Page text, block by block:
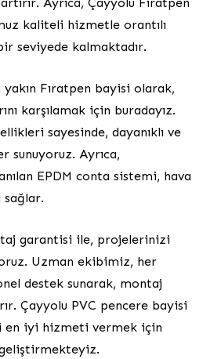
kaliteli hizmetle orantılı
seviyede kalmaktadır.
Fıratpen bayisi olarak,
karşılamak için buradayız.
sayesinde, dayanıklı ve
sunuyoruz. Ayrıca,
EPDM conta sistemi, hava
sağlar.
garantisi ile, projelerinizi
Uzman ekibimiz, her
destek sunarak, montaj
Çayyolu PVC pencere bayisi
en iyi hizmeti vermek için